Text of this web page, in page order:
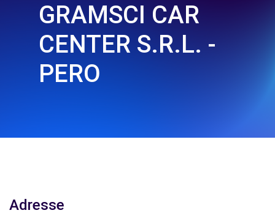
GRAMSCI CAR
CENTER S.R.L. -
PERO
Adresse